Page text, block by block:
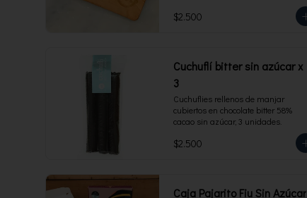
$2.500
Cuchuflí bitter sin azúcar x
3
Cuchuflies rellenos de manjar
cubiertos en chocolate bitter 58%
cacao sin azúcar, 3 unidades.
$2.500
Caja Pajarito Fiu Sin Azúcar